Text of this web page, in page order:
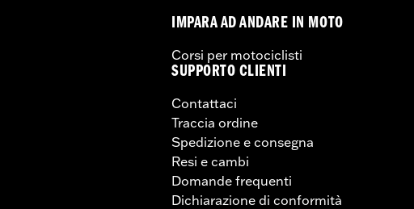
IMPARA AD ANDARE IN MOTO
Corsi per motociclisti
SUPPORTO CLIENTI
Contattaci
Traccia ordine
Spedizione e consegna
Resi e cambi
Domande frequenti
Dichiarazione di conformità